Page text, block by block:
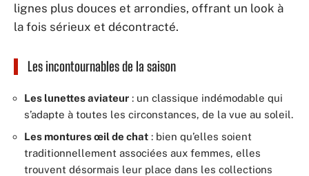
lignes plus douces et arrondies, offrant un look à
la fois sérieux et décontracté.
Les incontournables de la saison
Les lunettes aviateur : un classique indémodable qui
s’adapte à toutes les circonstances, de la vue au soleil.
Les montures œil de chat : bien qu’elles soient
traditionnellement associées aux femmes, elles
trouvent désormais leur place dans les collections